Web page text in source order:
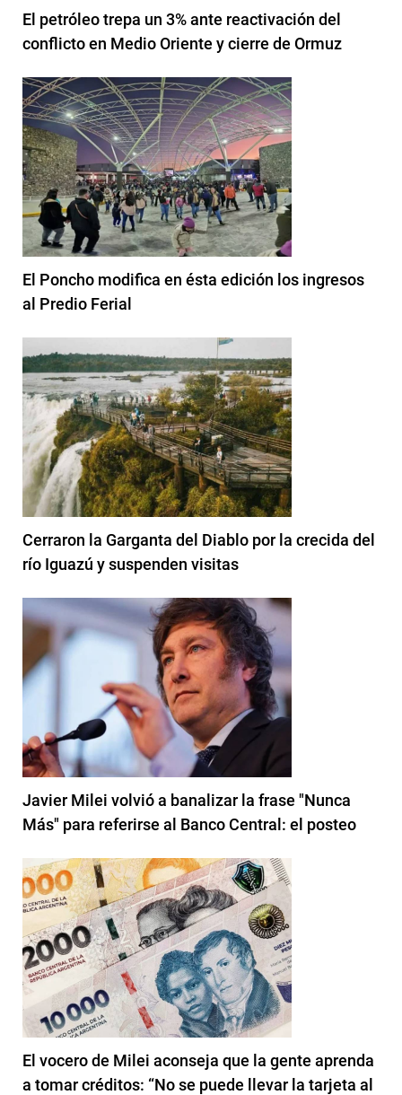
El petróleo trepa un 3% ante reactivación del
conflicto en Medio Oriente y cierre de Ormuz
El Poncho modifica en ésta edición los ingresos
al Predio Ferial
Cerraron la Garganta del Diablo por la crecida del
río Iguazú y suspenden visitas
Javier Milei volvió a banalizar la frase "Nunca
Más" para referirse al Banco Central: el posteo
El vocero de Milei aconseja que la gente aprenda
a tomar créditos: “No se puede llevar la tarjeta al